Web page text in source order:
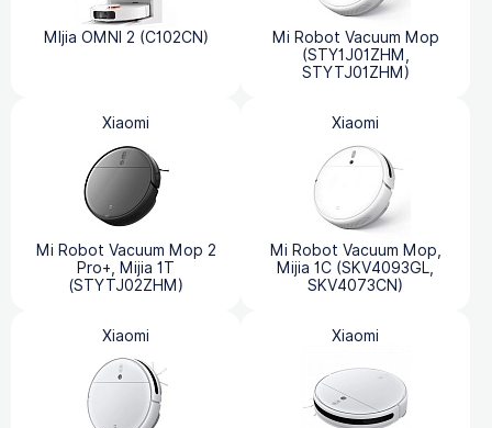
MIjia OMNI 2 (C102CN)
Mi Robot Vacuum Mop
(STY1J01ZHM,
STYTJ01ZHM)
Xiaomi
Mi Robot Vacuum Mop 2
Pro+, Mijia 1T
(STYTJ02ZHM)
Xiaomi
Mi Robot Vacuum Mop,
Mijia 1C (SKV4093GL,
SKV4073CN)
Xiaomi Xiaomi